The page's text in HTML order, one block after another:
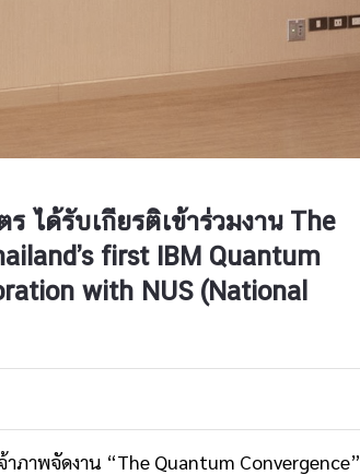
ได้รับเกียรติเข้าร่วมงาน The
first IBM Quantum
with NUS (National
ภาพจัดงาน “The Quantum Convergence”